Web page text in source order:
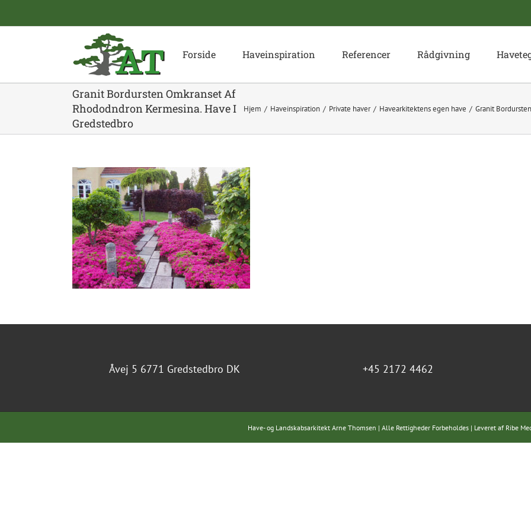
content
Forside Haveinspiration Referencer Rådgivning
Granit Bordursten Omkranset Af
Rhododndron Kermesina. Have I
Gredstedbro
Hjem Haveinspiration Private haver Havearkitektens egen have Granit
Åvej 5 6771 Gredstedbro DK +45 2172 4462
Have- og Landskabsarkitekt Arne Thomsen | Alle Rettigheder Forbeholdes | Leveret af Ribe